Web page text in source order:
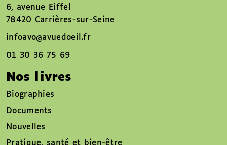
6, avenue Eiffel
78420 Carrières-sur-Seine
infoavo@avuedoeil.fr
01 30 36 75 69
Nos livres
Biographies
Documents
Nouvelles